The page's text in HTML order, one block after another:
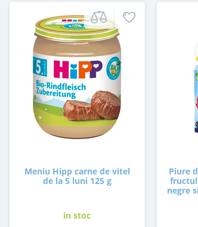
Meniu Hipp carne de vitel
de la 5 luni 125 g
in stoc
Piure
fructul
negre